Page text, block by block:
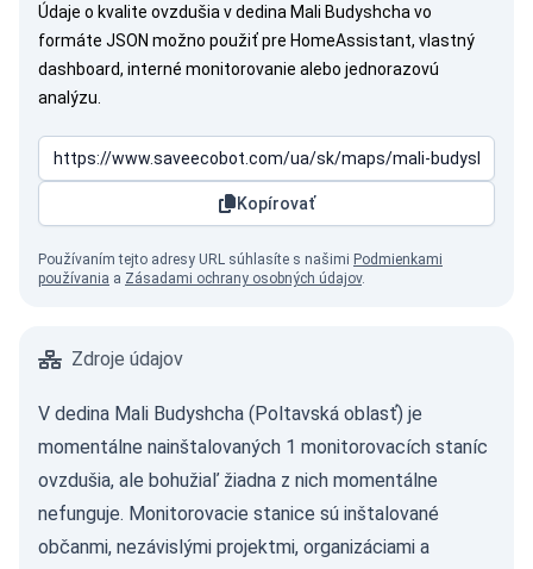
Údaje o kvalite ovzdušia v dedina Mali Budyshcha vo
formáte JSON možno použiť pre HomeAssistant, vlastný
dashboard, interné monitorovanie alebo jednorazovú
analýzu.
Kopírovať
Používaním tejto adresy URL súhlasíte s našimi Podmienkami
používania a Zásadami ochrany osobných údajov.
Zdroje údajov
V dedina Mali Budyshcha (Poltavská oblasť) je
momentálne nainštalovaných 1 monitorovacích staníc
ovzdušia, ale bohužiaľ žiadna z nich momentálne
nefunguje. Monitorovacie stanice sú inštalované
občanmi, nezávislými projektmi, organizáciami a